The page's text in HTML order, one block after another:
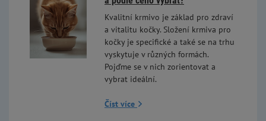
Kvalitní krmivo je základ pro zdraví
a vitalitu kočky. Složení krmiva pro
kočky je specifické a také se na trhu
vyskytuje v různých formách.
Pojďme se v nich zorientovat a
vybrat ideální.
Číst více